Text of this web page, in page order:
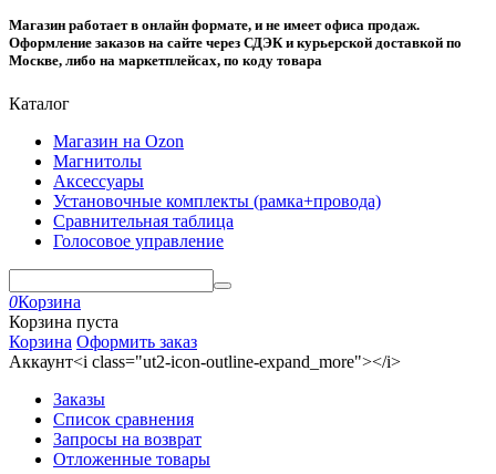
Магазин работает в онлайн формате, и не имеет офиса продаж.
Оформление заказов на сайте через СДЭК и курьерской доставкой по
Москве, либо на маркетплейсах, по коду товара
Каталог
Магазин на Ozon
Магнитолы
Аксессуары
Установочные комплекты (рамка+провода)
Сравнительная таблица
Голосовое управление
0Корзина
Корзина пуста
Корзина Оформить заказ
Аккаунт<i class="ut2-icon-outline-expand_more"></i>
Заказы
Список сравнения
Запросы на возврат
Отложенные товары